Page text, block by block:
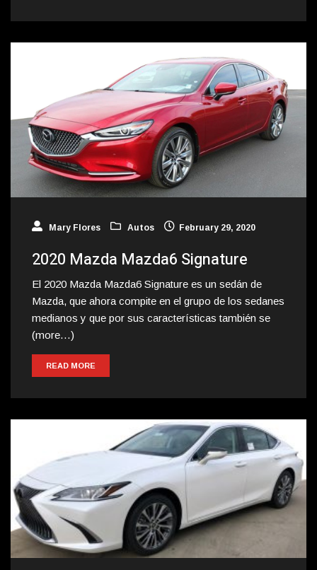
Mary Flores Autos February 29, 2020
2020 Mazda Mazda6 Signature
El 2020 Mazda Mazda6 Signature es un sedán de
Mazda, que ahora compite en el grupo de los sedanes
medianos y que por sus características también se
(more…)
READ MORE